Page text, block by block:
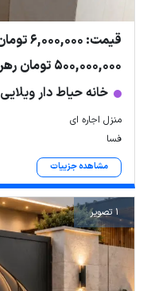
قیمت: 6,000,000 تومان اجاره
500,000,000 تومان رهن
خانه حیاط دار ویلایی
منزل اجاره ای
فسا
مشاهده جزییات
1 تصویر